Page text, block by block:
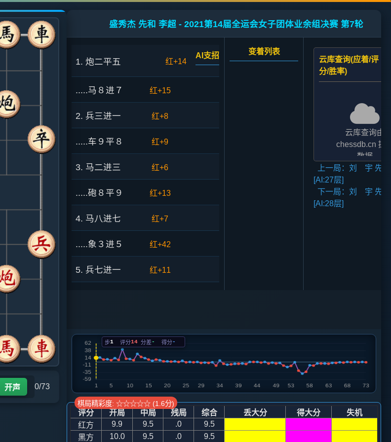
开声 0/73
盛秀杰 先和 李超 - 2021第14届全运会女子团体业余组决赛 第7轮
1. 炮二平五 红+14
AI支招
.....马８进７ 红+15
2. 兵三进一 红+8
.....车９平８ 红+9
3. 马二进三 红+6
.....砲８平９ 红+13
4. 马八进七 红+7
.....象３进５ 红+42
5. 兵七进一 红+11
.....车８进４ 红+27
7. 马七进六
.....车８平３ 红+13
8. 炮八平六 红+8 马六退八
变着列表
云库查询(应着/评
分/胜率)
云库查询由
chessdb.cn 提
数据
AI支招,云库应
二者的评分表
法相差2至3倍,
上一局：刘 宇 先
[AI:27层]
下一局：刘 宇 先负
[AI:28层]
步1 评分14 分差- 得分-
棋局精彩度: ☆☆☆☆☆ (1.6分)
评分 开局 中局 残局 综合 丢大分 得大分
失机
红方
9.9 9.5 .0
9.5
黑方
10.0 9.5 .0 9.5